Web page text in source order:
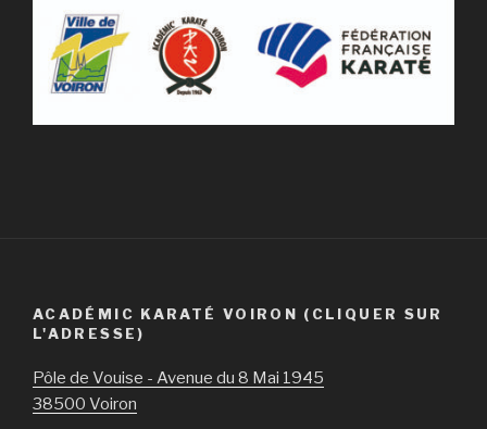
ACADÉMIC KARATÉ VOIRON (CLIQUER SUR
L'ADRESSE)
Pôle de Vouise - Avenue du 8 Mai 1945
38500 Voiron